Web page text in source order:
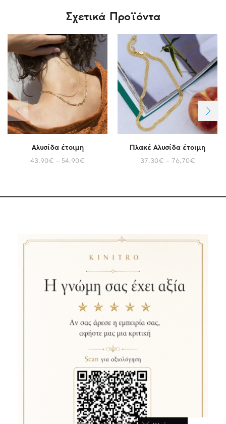
Σχετικά Προϊόντα
Αλυσίδα έτοιμη
43,90€ – 54,90€
Πλακέ Αλυσίδα έτοιμη
37,30€ – 76,70€